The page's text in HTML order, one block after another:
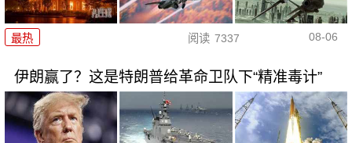
最热 阅读 7337 08-06
伊朗赢了？这是特朗普给革命卫队下“精准毒计”